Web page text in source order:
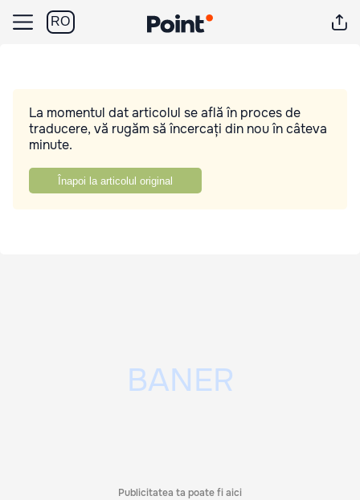
RO
La momentul dat articolul se află în proces de
traducere, vă rugăm să încercați din nou în câteva
minute.
Înapoi la articolul original
Publicitatea ta poate fi aici